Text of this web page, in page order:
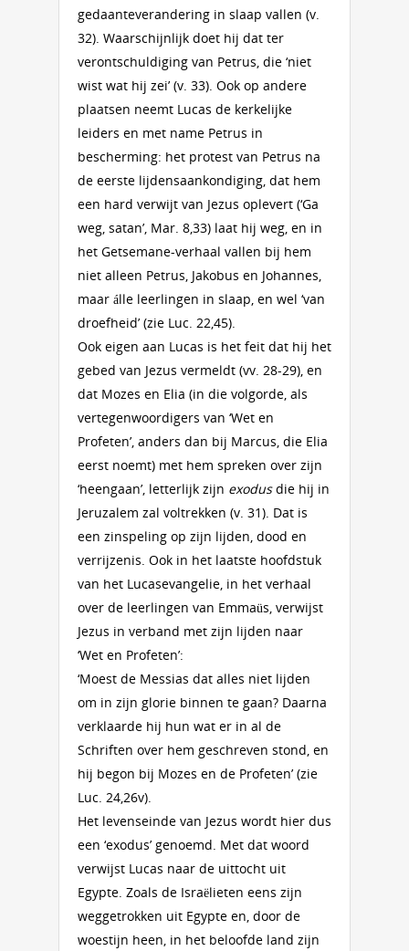
gedaanteverandering in slaap vallen (v.
32). Waarschijnlijk doet hij dat ter
verontschuldiging van Petrus, die ‘niet
wist wat hij zei’ (v. 33). Ook op andere
plaatsen neemt Lucas de kerkelijke
leiders en met name Petrus in
bescherming: het protest van Petrus na
de eerste lijdensaankondiging, dat hem
een hard verwijt van Jezus oplevert (‘Ga
weg, satan’, Mar. 8,33) laat hij weg, en in
het Getsemane-verhaal vallen bij hem
niet alleen Petrus, Jakobus en Johannes,
maar álle leerlingen in slaap, en wel ‘van
droefheid’ (zie Luc. 22,45).
Ook eigen aan Lucas is het feit dat hij het
gebed van Jezus vermeldt (vv. 28-29), en
dat Mozes en Elia (in die volgorde, als
vertegenwoordigers van ‘Wet en
Profeten’, anders dan bij Marcus, die Elia
eerst noemt) met hem spreken over zijn
‘heengaan’, letterlijk zijn exodusdie hij in
Jeruzalem zal voltrekken (v. 31). Dat is
een zinspeling op zijn lijden, dood en
verrijzenis. Ook in het laatste hoofdstuk
van het Lucasevangelie, in het verhaal
over de leerlingen van Emmaüs, verwijst
Jezus in verband met zijn lijden naar
‘Wet en Profeten’:
‘Moest de Messias dat alles niet lijden
om in zijn glorie binnen te gaan? Daarna
verklaarde hij hun wat er in al de
Schriften over hem geschreven stond, en
hij begon bij Mozes en de Profeten’ (zie
Luc. 24,26v).
Het levenseinde van Jezus wordt hier dus
een ‘exodus’ genoemd. Met dat woord
verwijst Lucas naar de uittocht uit
Egypte. Zoals de Israëlieten eens zijn
weggetrokken uit Egypte en, door de
woestijn heen, in het beloofde land zijn